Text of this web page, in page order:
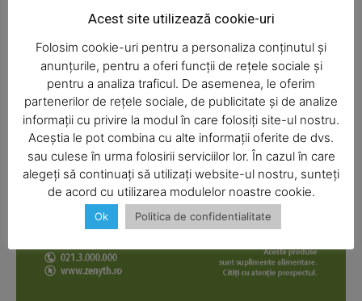
SUBSCRIBE NOW
Company
About
Acest site utilizează cookie-uri
Folosim cookie-uri pentru a personaliza conținutul și
anunțurile, pentru a oferi funcții de rețele sociale și
pentru a analiza traficul. De asemenea, le oferim
partenerilor de rețele sociale, de publicitate și de analize
informații cu privire la modul în care folosiți site-ul nostru.
Aceștia le pot combina cu alte informații oferite de dvs.
sau culese în urma folosirii serviciilor lor. În cazul în care
alegeți să continuați să utilizați website-ul nostru, sunteți
de acord cu utilizarea modulelor noastre cookie.
Ok Politica de confidentialitate